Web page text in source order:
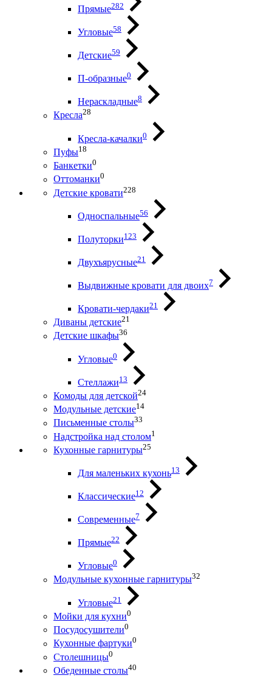
Прямые282
Угловые58
Детские59
П-образные0
Нераскладные8
Кресла28
Кресла-качалки0
Пуфы18
Банкетки0
Оттоманки0
Детские кровати228
Односпальные56
Полуторки123
Двухъярусные21
Выдвижные кровати для двоих7
Кровати-чердаки21
Диваны детские21
Детские шкафы36
Угловые0
Стеллажи13
Комоды для детской24
Модульные детские14
Письменные столы33
Надстройка над столом1
Кухонные гарнитуры25
Для маленьких кухонь13
Классические12
Современные7
Прямые22
Угловые0
Модульные кухонные гарнитуры32
Угловые21
Мойки для кухни0
Посудосушители0
Кухонные фартуки0
Столешницы0
Обеденные столы40